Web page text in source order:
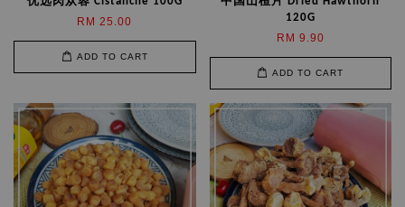
RM 25.00
ADD TO CART
120G
RM 9.90
ADD TO CART